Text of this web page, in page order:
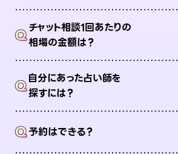
Qチャット相談1回あたりの
相場の金額は？
Q自分にあった占い師を
探すには？
Q予約はできる？